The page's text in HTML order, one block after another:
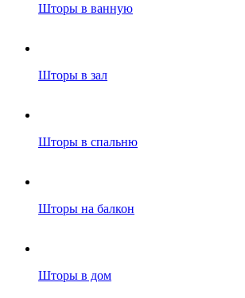
Шторы в ванную
Шторы в зал
Шторы в спальню
Шторы на балкон
Шторы в дом